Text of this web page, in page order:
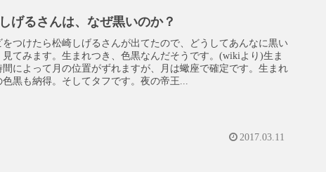
げるさんは、なぜ黒いのか？
をつけたら松崎しげるさんが出てたので、どうしてあんなに黒い
見てみます。生まれつき、色黒なんだそうです。(wikiより)生ま
間によって月の位置がずれますが、月は蠍座で確定です。生まれ
黒も納得。そしてタフです。夜の帝王...
2017.03.11